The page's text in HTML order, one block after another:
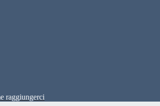
raggiungerci